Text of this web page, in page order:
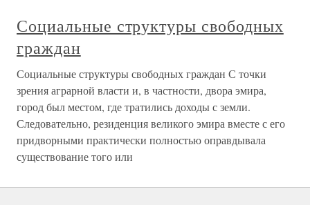
Социальные структуры свободных
граждан
Социальные структуры свободных граждан С точки
зрения аграрной власти и, в частности, двора эмира,
город был местом, где тратились доходы с земли.
Следовательно, резиденция великого эмира вместе с его
придворными практически полностью оправдывала
существование того или